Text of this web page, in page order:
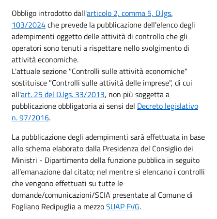
Obbligo introdotto dall'articolo 2, comma 5, D.lgs.
103/2024che prevede la pubblicazione dell'elenco degli
adempimenti oggetto delle attività di controllo che gli
operatori sono tenuti a rispettare nello svolgimento di
attività economiche.
L'attuale sezione "Controlli sulle attività economiche"
sostituisce "Controlli sulle attività delle imprese", di cui
all'art. 25 del D.lgs. 33/2013, non più soggetta a
pubblicazione obbligatoria ai sensi del Decreto legislativo
n. 97/2016.
La pubblicazione degli adempimenti sarà effettuata in base
allo schema elaborato dalla Presidenza del Consiglio dei
Ministri - Dipartimento della funzione pubblica in seguito
all’emanazione dal citato; nel mentre si elencano i controlli
che vengono effettuati su tutte le
domande/comunicazioni/SCIA presentate al Comune di
Fogliano Redipuglia a mezzoSUAP FVG.